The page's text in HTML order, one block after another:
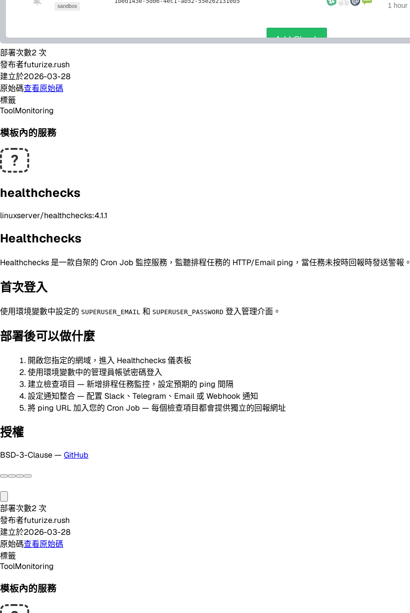
部署次數2 次
發布者futurize.rush
建立於2026-03-28
原始碼查看原始碼
標籤
ToolMonitoring
模板內的服務
healthchecks
linuxserver/healthchecks:4.1.1
Healthchecks
Healthchecks 是一款自架的 Cron Job 監控服務，監聽排程任務的 HTTP/Email ping，當任務未按時回報時發送警報。
首次登入
使用環境變數中設定的 SUPERUSER_EMAIL 和 SUPERUSER_PASSWORD 登入管理介面。
部署後可以做什麼
開啟您指定的網域，進入 Healthchecks 儀表板
使用環境變數中的管理員帳號密碼登入
建立檢查項目 — 新增排程任務監控，設定預期的 ping 間隔
設定通知整合 — 配置 Slack、Telegram、Email 或 Webhook 通知
將 ping URL 加入您的 Cron Job — 每個檢查項目都會提供獨立的回報網址
授權
BSD-3-Clause — GitHub
部署次數2 次
發布者futurize.rush
建立於2026-03-28
原始碼查看原始碼
標籤
ToolMonitoring
模板內的服務